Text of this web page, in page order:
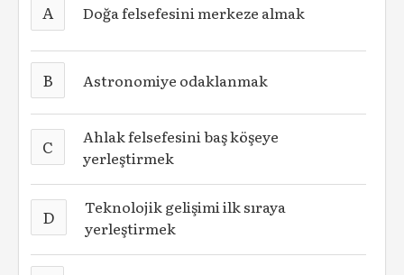
A Doğa felsefesini merkeze almak
B Astronomiye odaklanmak
C
Ahlak felsefesini baş köşeye
yerleştirmek
D
Teknolojik gelişimi ilk sıraya
yerleştirmek